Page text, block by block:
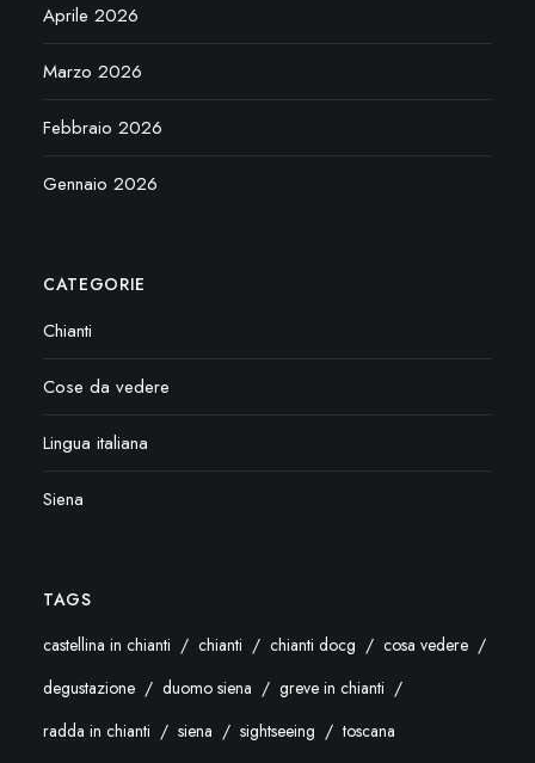
Aprile 2026
Marzo 2026
Febbraio 2026
Gennaio 2026
CATEGORIE
Chianti
Cose da vedere
Lingua italiana
Siena
TAGS
castellina in chianti
chianti chianti docg
cosa vedere
degustazione
duomo siena
greve in chianti
radda in chianti
siena sightseeing toscana